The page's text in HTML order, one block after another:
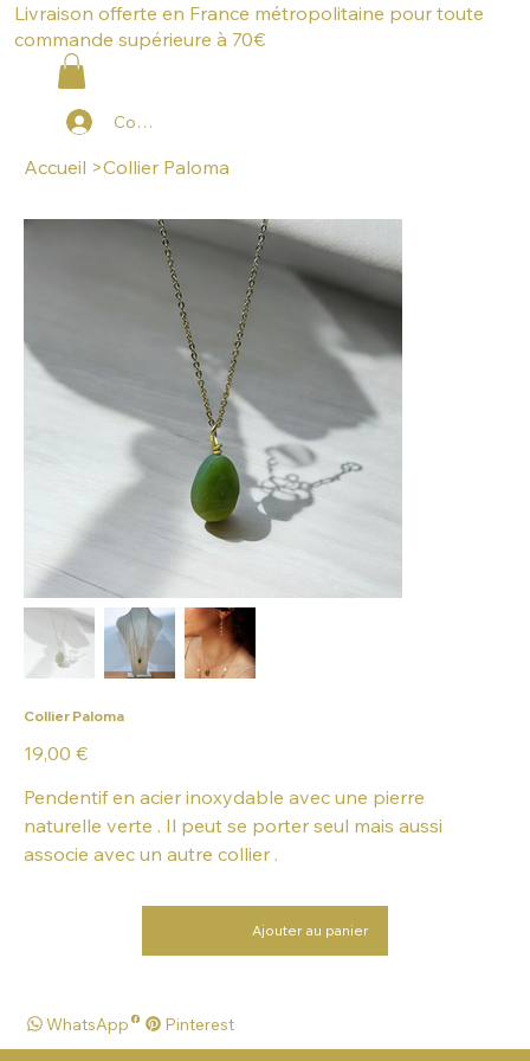
Livraison offerte en France métropolitaine pour toute
commande supérieure à 70€
Connexion
Accueil >Collier Paloma
Collier Paloma
Prix
19,00 €
Pendentif en acier inoxydable avec une pierre
naturelle verte . Il peut se porter seul mais aussi
associe avec un autre collier .
Ajouter au panier
WhatsApp Pinterest